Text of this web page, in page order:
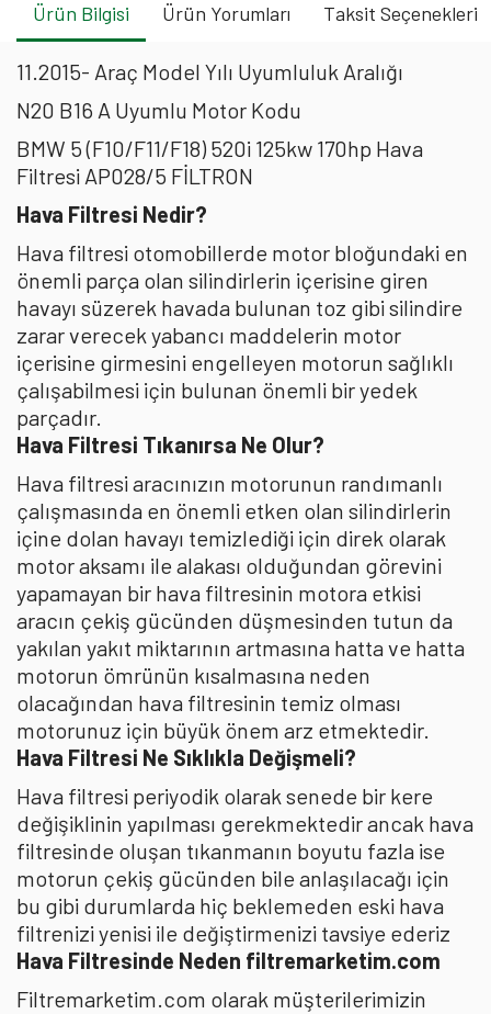
Ürün Bilgisi Ürün Yorumları Taksit Seçenekleri
11.2015- Araç Model Yılı Uyumluluk Aralığı
N20 B16 A Uyumlu Motor Kodu
BMW 5 (F10/F11/F18) 520i 125kw 170hp Hava
Filtresi AP028/5 FİLTRON
Hava Filtresi Nedir?
Hava filtresi otomobillerde motor bloğundaki en
önemli parça olan silindirlerin içerisine giren
havayı süzerek havada bulunan toz gibi silindire
zarar verecek yabancı maddelerin motor
içerisine girmesini engelleyen motorun sağlıklı
çalışabilmesi için bulunan önemli bir yedek
parçadır.
Hava Filtresi Tıkanırsa Ne Olur?
Hava filtresi aracınızın motorunun randımanlı
çalışmasında en önemli etken olan silindirlerin
içine dolan havayı temizlediği için direk olarak
motor aksamı ile alakası olduğundan görevini
yapamayan bir hava filtresinin motora etkisi
aracın çekiş gücünden düşmesinden tutun da
yakılan yakıt miktarının artmasına hatta ve hatta
motorun ömrünün kısalmasına neden
olacağından hava filtresinin temiz olması
motorunuz için büyük önem arz etmektedir.
Hava Filtresi Ne Sıklıkla Değişmeli?
Hava filtresi periyodik olarak senede bir kere
değişiklinin yapılması gerekmektedir ancak hava
filtresinde oluşan tıkanmanın boyutu fazla ise
motorun çekiş gücünden bile anlaşılacağı için
bu gibi durumlarda hiç beklemeden eski hava
filtrenizi yenisi ile değiştirmenizi tavsiye ederiz
Hava Filtresinde Neden filtremarketim.com
Filtremarketim.com olarak müşterilerimizin